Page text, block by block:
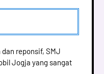
reponsif, SMJ
Jogja yang sangat